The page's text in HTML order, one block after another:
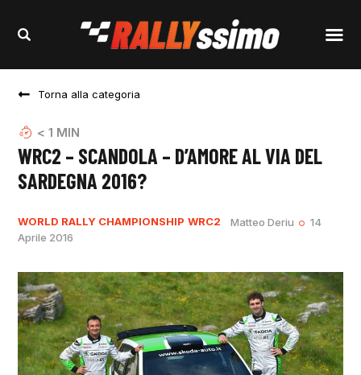
Torna alla categoria
< 1 MIN
WRC2 – SCANDOLA – D’AMORE AL VIA DEL
SARDEGNA 2016?
WORLD RALLY CHAMPIONSHIP WRC2 Matteo Deriu
14
Aprile 2016